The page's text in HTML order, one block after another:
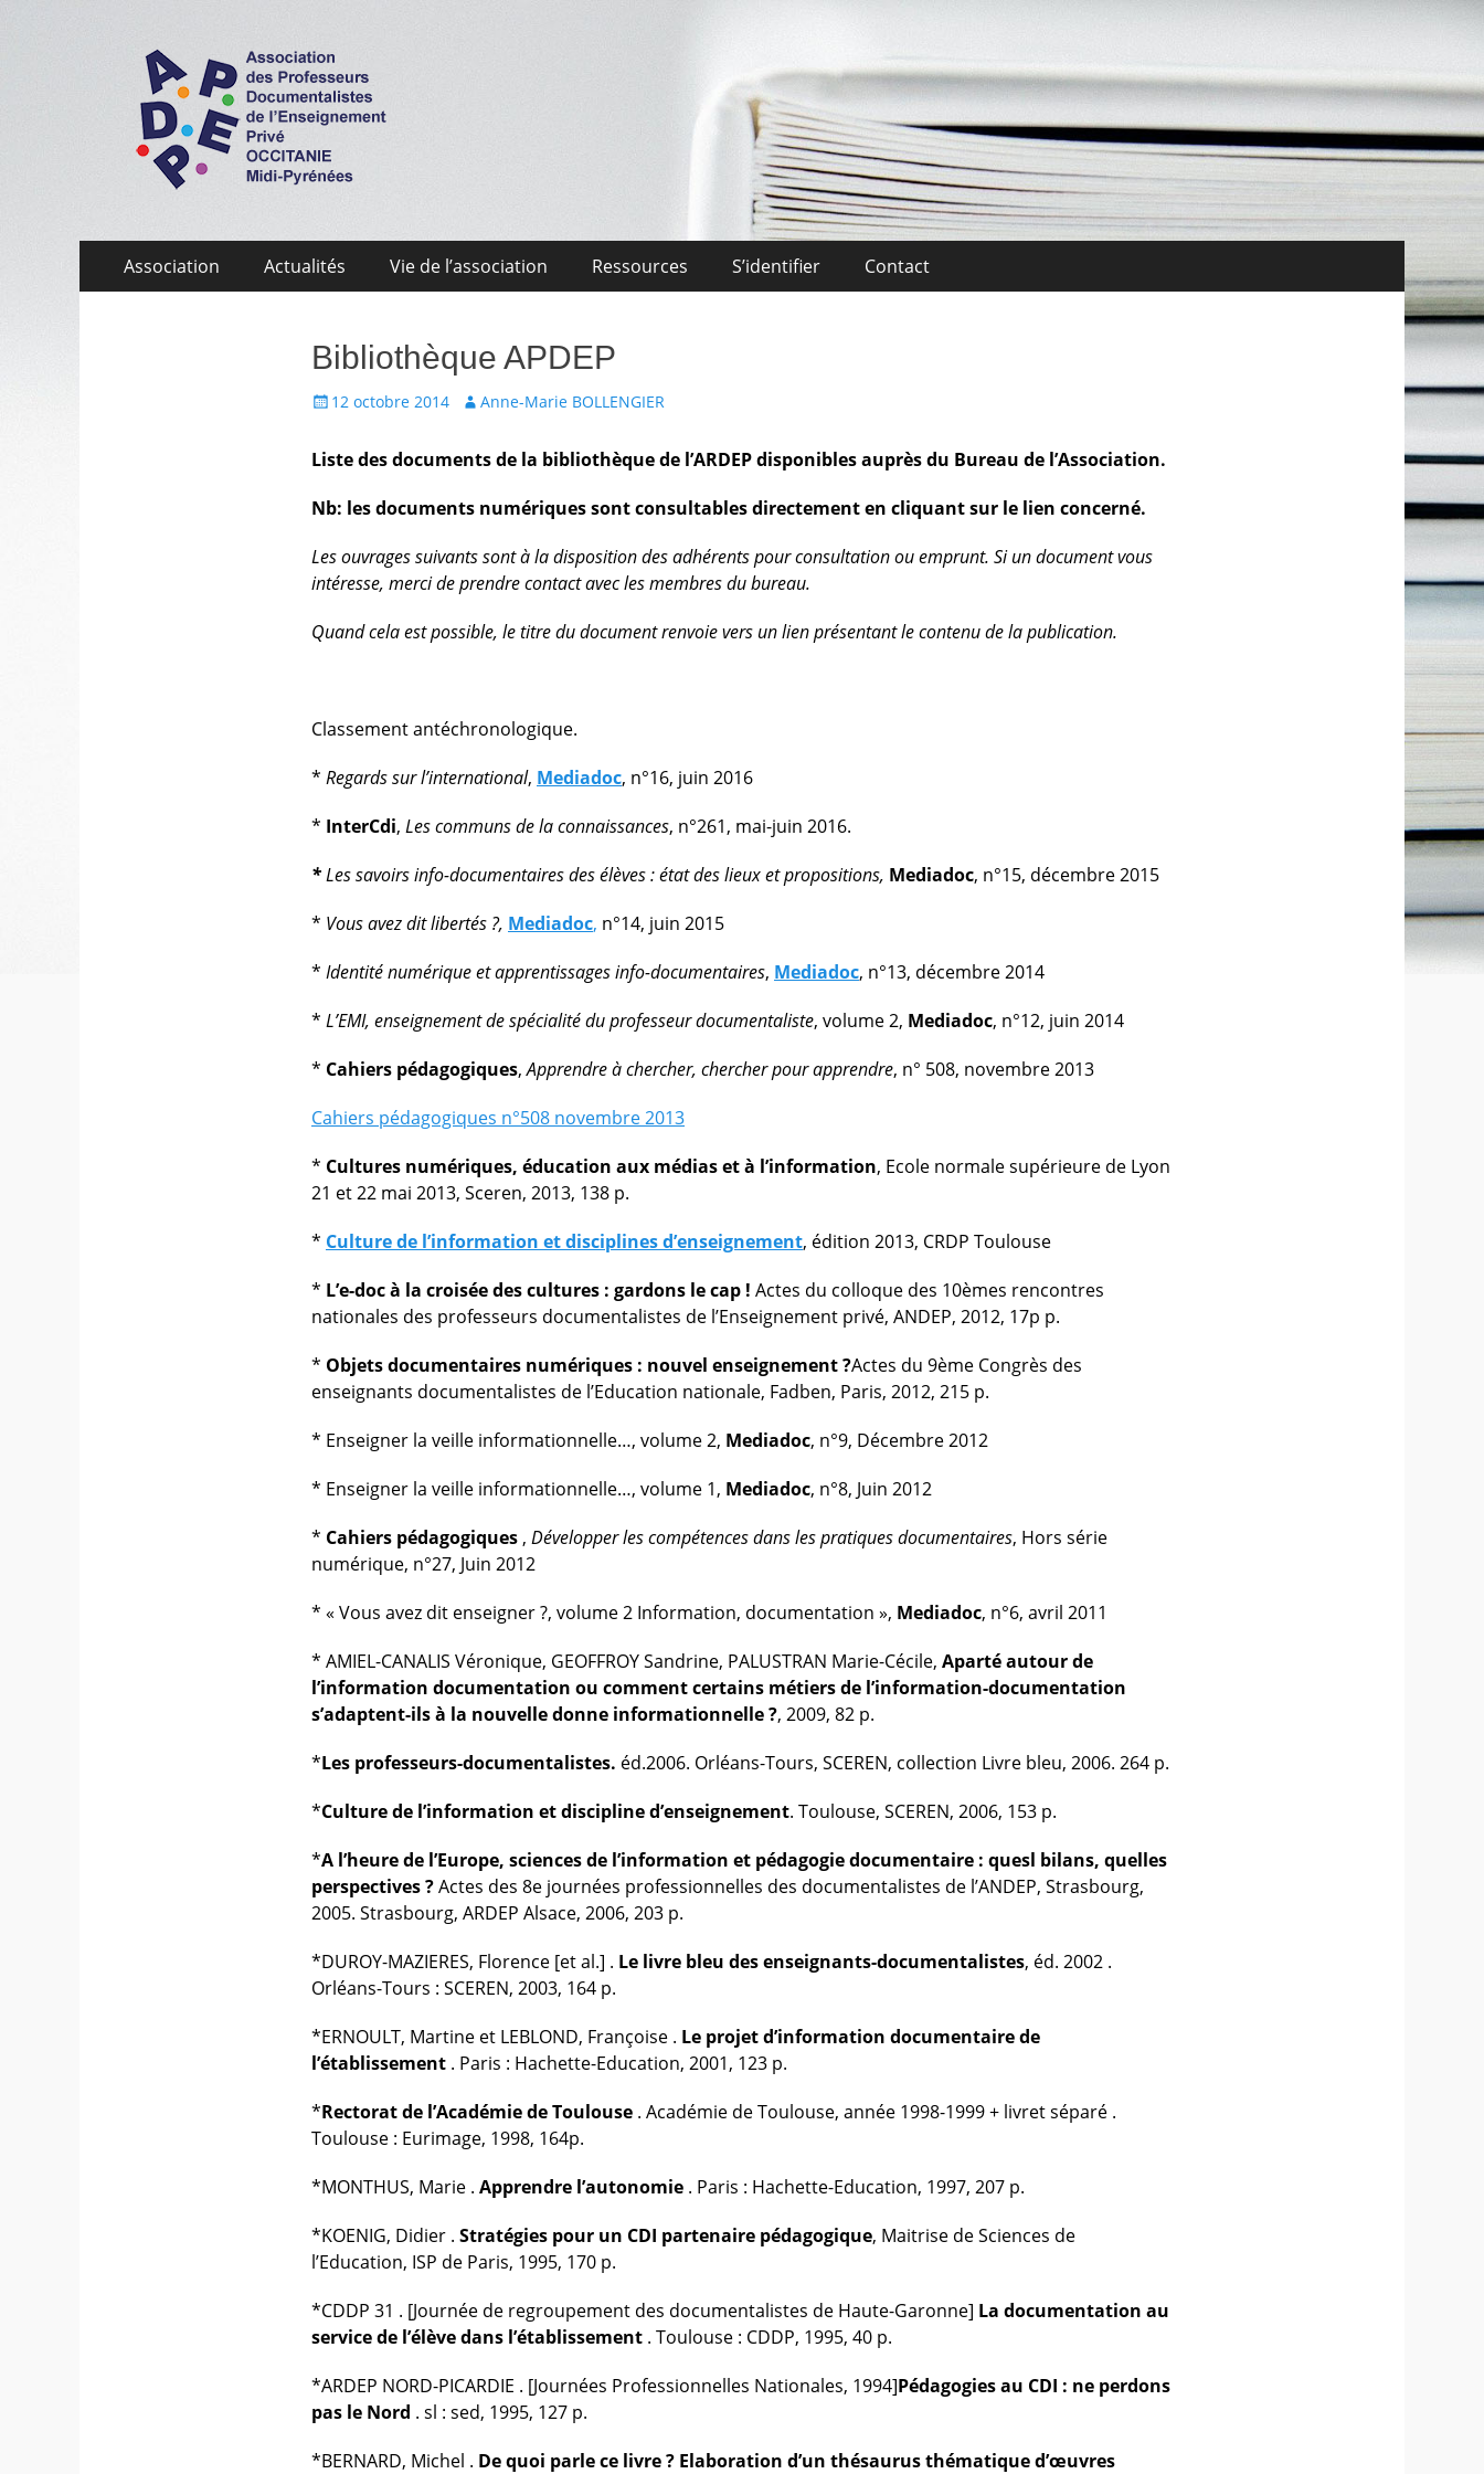
APDEP Occitanie Midi-Pyrénées
Association des Professeurs Documentalistes de l'Enseignement Privé OCCITANIE Midi-Pyrénnees Association Actualités Vie de l’association Ressources
Menu
primaire
Association Actualités Vie de l’association Ressources S’identifier Contact
Bibliothèque APDEP
Écrit12 octobre 2014 Auteur
Anne-Marie BOLLENGIER
Liste des documents de la bibliothèque de l’ARDEP disponibles auprès du Bureau de l’Association.
Nb: les documents numériques sont consultables directement en cliquant sur le lien concerné.
Les ouvrages suivants sont à la disposition des adhérents pour consultation ou emprunt. Si un document vous
intéresse, merci de prendre contact avec les membres du bureau.
Quand cela est possible, le titre du document renvoie vers un lien présentant le contenu de la publication.
Classement antéchronologique.
* Regards sur l’international, Mediadoc, n°16, juin 2016
* InterCdi, Les communs de la connaissances, n°261, mai-juin 2016.
*Les savoirs info-documentaires des élèves : état des lieux et propositions, Mediadoc, n°15, décembre 2015
* Vous avez dit libertés ?, Mediadoc, n°14, juin 2015
* Identité numérique et apprentissages info-documentaires, Mediadoc, n°13, décembre 2014
* L’EMI, enseignement de spécialité du professeur documentaliste, volume 2, Mediadoc, n°12, juin 2014
* Cahiers pédagogiques,Apprendre à chercher, chercher pour apprendre, n° 508, novembre 2013
Cahiers pédagogiques n°508 novembre 2013
* Cultures numériques, éducation aux médias et à l’information, Ecole normale supérieure de Lyon
21 et 22 mai 2013, Sceren, 2013, 138 p.
* Culture de l’information et disciplines d’enseignement, édition 2013, CRDP Toulouse
* L’e-doc à la croisée des cultures : gardons le cap ! Actes du colloque des 10èmes rencontres
nationales des professeurs documentalistes de l’Enseignement privé, ANDEP, 2012, 17p p.
* Objets documentaires numériques : nouvel enseignement ?Actes du 9ème Congrès des
enseignants documentalistes de l’Education nationale, Fadben, Paris, 2012, 215 p.
* Enseigner la veille informationnelle…, volume 2, Mediadoc, n°9, Décembre 2012
* Enseigner la veille informationnelle…, volume 1, Mediadoc, n°8, Juin 2012
* Cahiers pédagogiques , Développer les compétences dans les pratiques documentaires, Hors série
numérique, n°27, Juin 2012
* « Vous avez dit enseigner ?, volume 2 Information, documentation », Mediadoc, n°6, avril 2011
* AMIEL-CANALIS Véronique, GEOFFROY Sandrine, PALUSTRAN Marie-Cécile, Aparté autour de
l’information documentation ou comment certains métiers de l’information-documentation
s’adaptent-ils à la nouvelle donne informationnelle ?, 2009, 82 p.
*Les professeurs-documentalistes. éd.2006. Orléans-Tours, SCEREN, collection Livre bleu, 2006. 264 p.
*Culture de l’information et discipline d’enseignement. Toulouse, SCEREN, 2006, 153 p.
*A l’heure de l’Europe, sciences de l’information et pédagogie documentaire : quesl bilans, quelles
perspectives ?Actes des 8e journées professionnelles des documentalistes de l’ANDEP, Strasbourg,
2005. Strasbourg, ARDEP Alsace, 2006, 203 p.
*DUROY-MAZIERES, Florence [et al.] . Le livre bleu des enseignants-documentalistes, éd. 2002 .
Orléans-Tours : SCEREN, 2003, 164 p.
*ERNOULT, Martine et LEBLOND, Françoise . Le projet d’information documentaire de
l’établissement . Paris : Hachette-Education, 2001, 123 p.
*Rectorat de l’Académie de Toulouse . Académie de Toulouse, année 1998-1999 + livret séparé .
Toulouse : Eurimage, 1998, 164p.
*MONTHUS, Marie . Apprendre l’autonomie . Paris : Hachette-Education, 1997, 207 p.
*KOENIG, Didier . Stratégies pour un CDI partenaire pédagogique, Maitrise de Sciences de
l’Education, ISP de Paris, 1995, 170 p.
*CDDP 31 . [Journée de regroupement des documentalistes de Haute-Garonne] La documentation au
service de l’élève dans l’établissement . Toulouse : CDDP, 1995, 40 p.
*ARDEP NORD-PICARDIE . [Journées Professionnelles Nationales, 1994]Pédagogies au CDI : ne perdons
pas le Nord . sl : sed, 1995, 127 p.
*BERNARD, Michel . De quoi parle ce livre ? Elaboration d’un thésaurus thématique d’œuvres